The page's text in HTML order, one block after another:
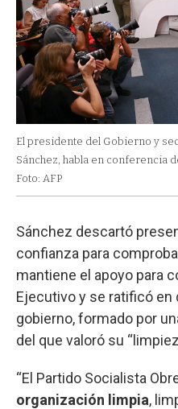
El presidente del Gobierno y
Sánchez, habla en conferencia
Foto: AFP
Sánchez descartó
confianza para
mantiene el apoyo para
Ejecutivo y se ratificó en
gobierno, formado por
del que valoró su
“El Partido Socialista
organización limpia,